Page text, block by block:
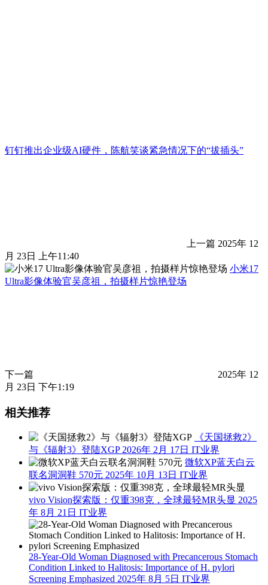
钉钉推出企业级AI硬件，陈航笑谈紧急情况下的“拔插头”
上一篇 2025年 12
月 23日 上午11:40
小米17
Ultra影像体验官吴彦祖，拍摄样片惊艳登场
下一篇
2025年 12
月 23日 下午1:19
相关推荐
《天国拯救2》
与《辐射3》登陆XGP 2026年 2月 17日 IT业界
微软XP蓝天白云
联名洞洞鞋 570元 2025年 10月 13日 IT业界
vivo Vision探索版：仅重398克，全球最轻MR头显 2025
年 8月 21日 IT业界
28-Year-Old Woman Diagnosed with Precancerous Stomach
Condition Linked to Halitosis: Importance of H. pylori
Screening Emphasized 2025年 8月 5日 IT业界